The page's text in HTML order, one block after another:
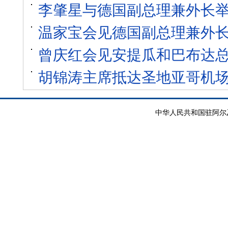
李肇星与德国副总理兼外长
温家宝会见德国副总理兼外
曾庆红会见安提瓜和巴布达
胡锦涛主席抵达圣地亚哥机
中华人民共和国驻阿